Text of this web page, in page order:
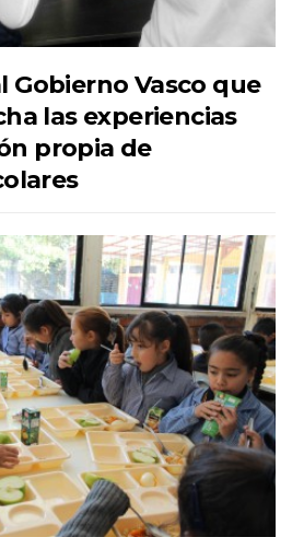
Gobierno Vasco que
las experiencias
propia de